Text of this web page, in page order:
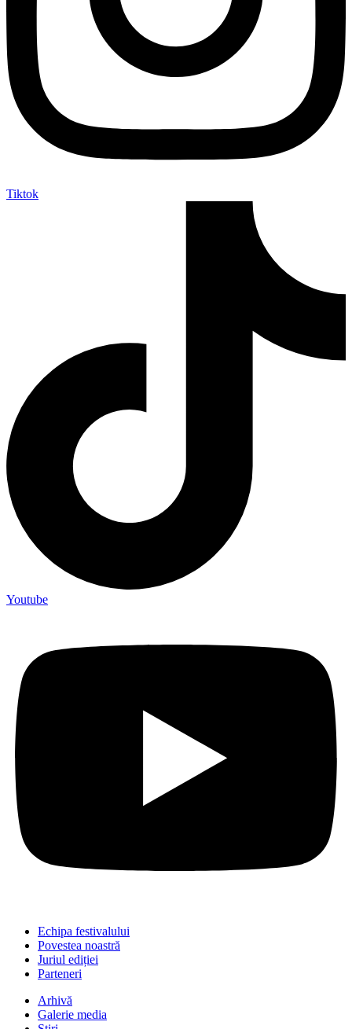
Tiktok
Youtube
Echipa festivalului
Povestea noastră
Juriul ediției
Parteneri
Arhivă
Galerie media